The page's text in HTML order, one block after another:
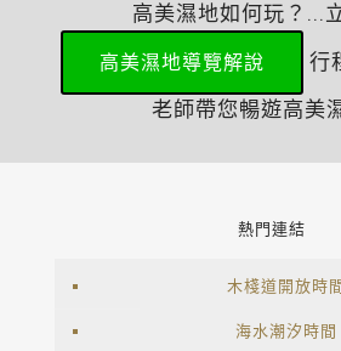
高美濕地如何玩？...
高美濕地導覽解說
行
老師帶您暢遊高美
熱門連結
木棧道開放時間
海水潮汐時間